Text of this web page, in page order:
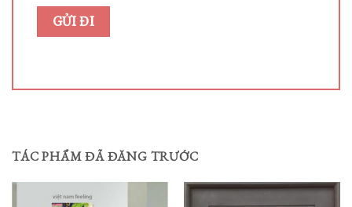
TÁC PHẨM ĐÃ ĐĂNG TRƯỚC